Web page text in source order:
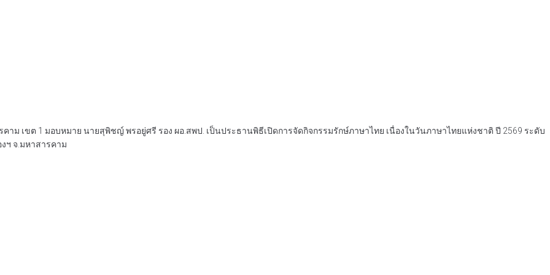
าม เขต 1 มอบหมาย นายสุพิชญ์ พรอยู่ศรี รอง ผอ.สพป. เป็นประธานพิธีเปิดการจัดกิจกรรมรักษ์ภาษาไทย เนื่องในวันภาษาไทยแห่งชาติ ปี 2569 ระดับ
ฯ จ.มหาสารคาม